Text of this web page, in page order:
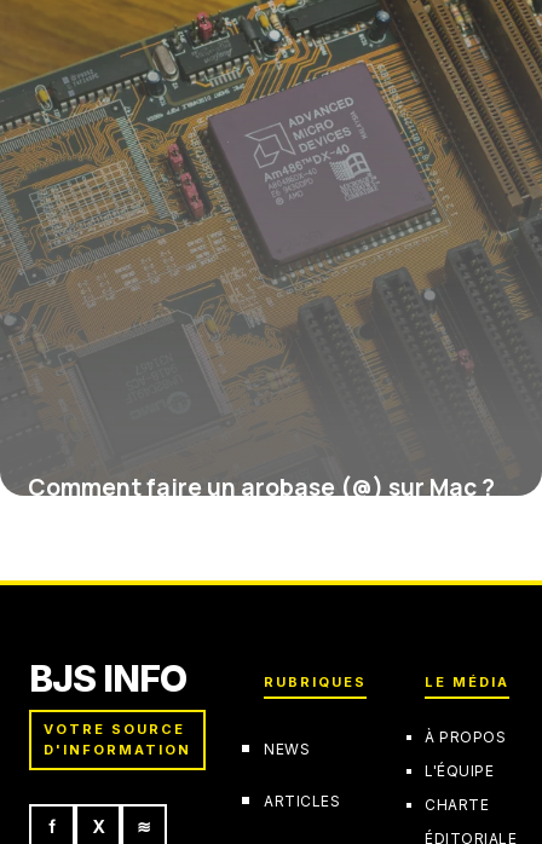
Comment faire un arobase (@) sur Mac ?
BJS INFO
VOTRE SOURCE
D'INFORMATION
f X ≋
RUBRIQUES
NEWS
ARTICLES
LE MÉDIA
À PROPOS
L'ÉQUIPE
CHARTE
ÉDITORIALE